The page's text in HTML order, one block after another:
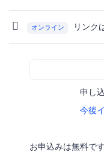
オンライン リンク
申し
今後
お申込みは無料で